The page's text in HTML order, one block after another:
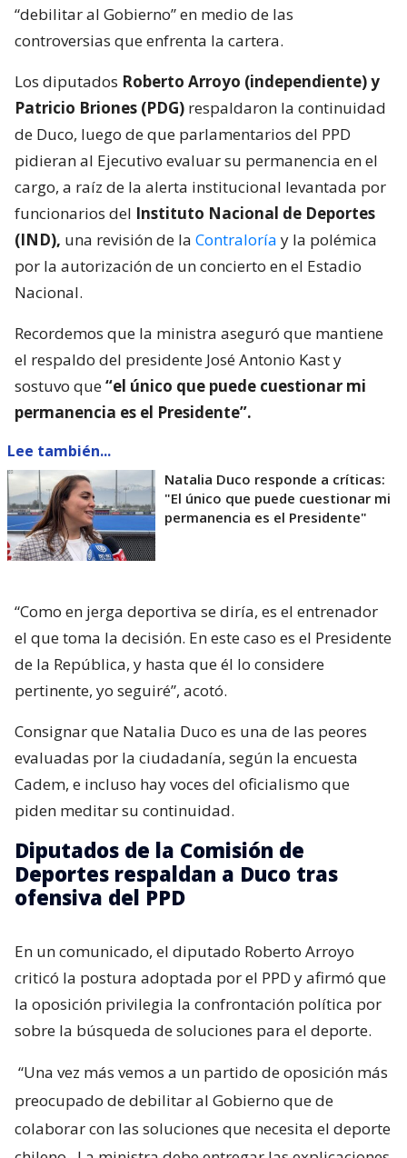
“debilitar al Gobierno” en medio de las
controversias que enfrenta la cartera.
Los diputados Roberto Arroyo (independiente) y
Patricio Briones (PDG) respaldaron la continuidad
de Duco, luego de que parlamentarios del PPD
pidieran al Ejecutivo evaluar su permanencia en el
cargo, a raíz de la alerta institucional levantada por
funcionarios del Instituto Nacional de Deportes
(IND), una revisión de la Contraloría y la polémica
por la autorización de un concierto en el Estadio
Nacional.
Recordemos que la ministra aseguró que mantiene
el respaldo del presidente José Antonio Kast y
sostuvo que“el único que puede cuestionar mi
permanencia es el Presidente”.
Lee también...
Natalia Duco responde a críticas:
"El único que puede cuestionar mi
permanencia es el Presidente"
“Como en jerga deportiva se diría, es el entrenador
el que toma la decisión. En este caso es el Presidente
de la República, y hasta que él lo considere
pertinente, yo seguiré”, acotó.
Consignar que Natalia Duco es una de las peores
evaluadas por la ciudadanía, según la encuesta
Cadem, e incluso hay voces del oficialismo que
piden meditar su continuidad.
Diputados de la Comisión de
Deportes respaldan a Duco tras
ofensiva del PPD
En un comunicado, el diputado Roberto Arroyo
criticó la postura adoptada por el PPD y afirmó que
la oposición privilegia la confrontación política por
sobre la búsqueda de soluciones para el deporte.
“Una vez más vemos a un partido de oposición más
preocupado de debilitar al Gobierno que de
colaborar con las soluciones que necesita el deporte